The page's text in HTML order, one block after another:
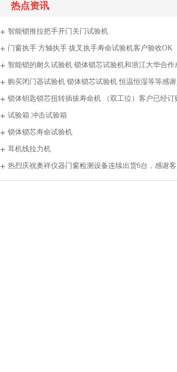
热点资讯
智能锁推拉把手开门关门试验机
门窗执手 方轴执手 拔叉执手寿命试验机客户验收OK
智能锁的耐久试验机 锁体锁芯试验机和浙江大华合作
购买闭门器试验机 锁体锁芯试验机 恒温恒湿等等感
锁体钥匙锁芯扭转插拔寿命机 （双工位）客户已经订
试验箱 冲击试验箱
锁体锁芯寿命试验机
耳机线拉力机
热烈庆祝奥祥仪器门窗检测设备连续出货6台，感谢
任